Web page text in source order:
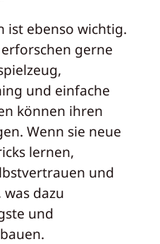
ist ebenso wichtig.
gerne
und einfache
können ihren
Wenn sie neue
lernen,
und
dazu
und